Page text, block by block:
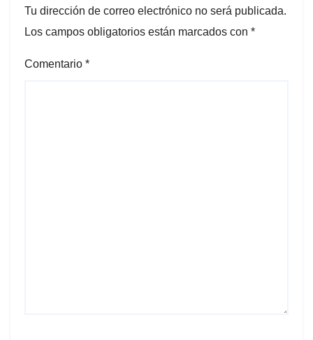
Tu dirección de correo electrónico no será publicada.
Los campos obligatorios están marcados con *
Comentario *